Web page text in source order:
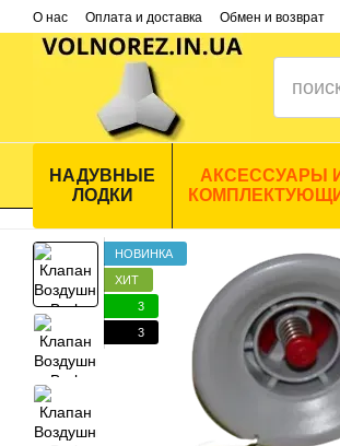
Перейти к основному контенту
О нас Оплата и доставка Обмен и возврат
НАДУВНЫЕ
ЛОДКИ
АКСЕССУАРЫ
НОВИНКА
ХИТ
3
3